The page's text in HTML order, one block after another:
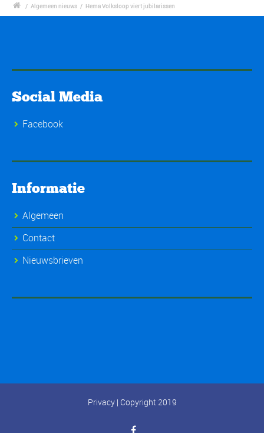
/ Algemeen nieuws / Hema Volksloop viert jubilarissen
Social Media
Facebook
Informatie
Algemeen
Contact
Nieuwsbrieven
Privacy| Copyright 2019